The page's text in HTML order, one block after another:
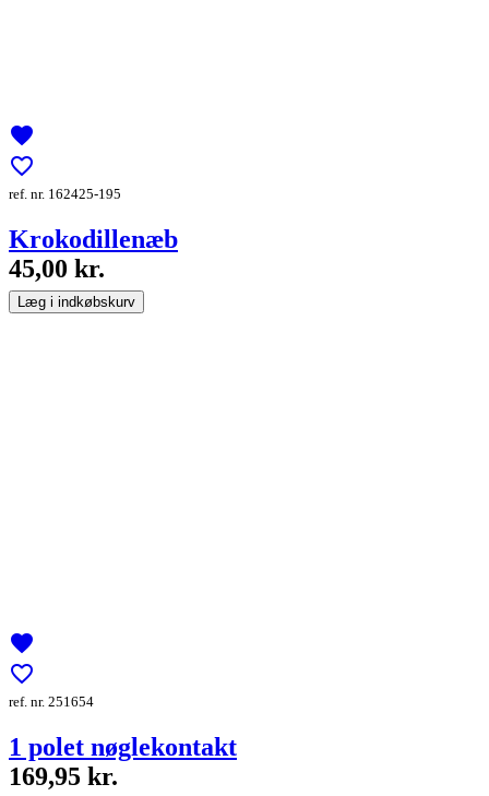
favorite
favorite_border
ref. nr. 162425-195
Krokodillenæb
45,00 kr.
Læg i indkøbskurv
favorite
favorite_border
ref. nr. 251654
1 polet nøglekontakt
169,95 kr.